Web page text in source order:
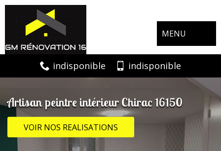
MENU
indisponible indisponible
Artisan peintre intérieur Chirac 16150
VOIR NOS REALISATIONS